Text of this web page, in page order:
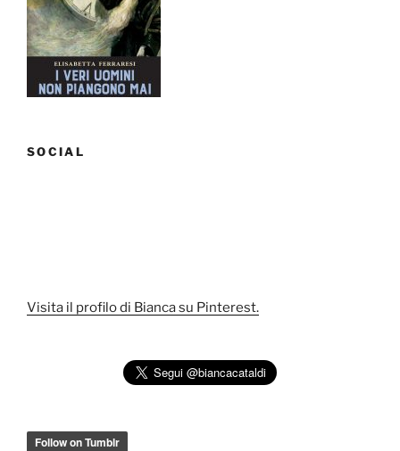
SOCIAL
Visita il profilo di Bianca su Pinterest.